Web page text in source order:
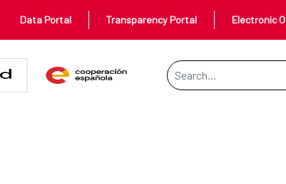
la Sierra: Bolivia
Data Portal Transparency Portal Electronic
Search Bar